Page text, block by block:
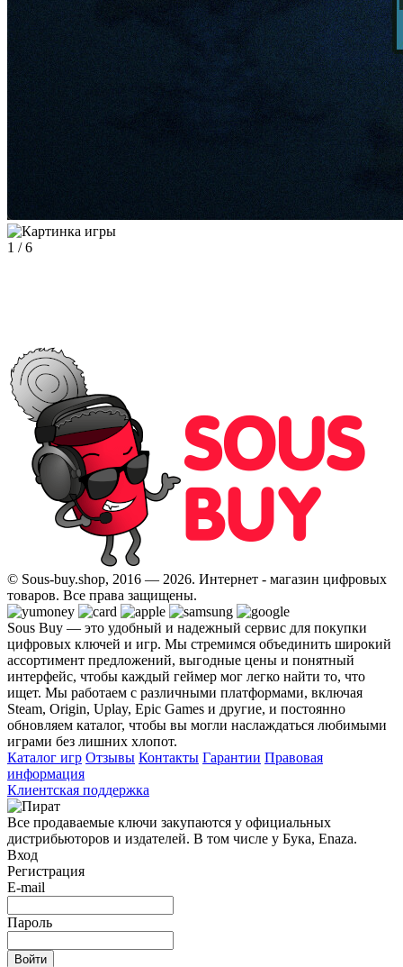
1 /6
© Sous-buy.shop, 2016 — 2026. Интернет - магазин цифровых
товаров. Все права защищены.
Sous Buy — это удобный и надежный сервис для покупки
цифровых ключей и игр. Мы стремимся объединить широкий
ассортимент предложений, выгодные цены и понятный
интерфейс, чтобы каждый геймер мог легко найти то, что
ищет. Мы работаем с различными платформами, включая
Steam, Origin, Uplay, Epic Games и другие, и постоянно
обновляем каталог, чтобы вы могли наслаждаться любимыми
играми без лишних хлопот.
Каталог игр Отзывы Контакты Гарантии Правовая
информация
Клиентская поддержка
Все продаваемые ключи закупаются у официальных
дистрибьюторов и издателей. В том числе у Бука, Enaza.
Вход
Регистрация
E-mail
Пароль
Войти